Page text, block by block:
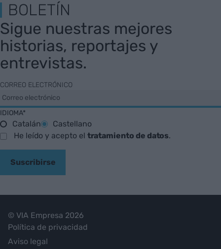
BOLETÍN
Sigue nuestras mejores
historias, reportajes y
entrevistas.
CORREO ELECTRÓNICO
IDIOMA*
Catalán
Castellano
He leído y acepto el tratamiento de datos.
Suscribirse
© VIA Empresa 2026
Política de privacidad
Aviso legal